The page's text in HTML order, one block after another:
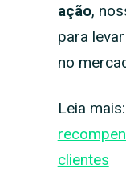
ação,
para
no
Leia mais:
clientes